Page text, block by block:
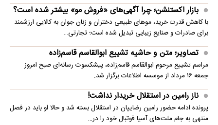
بازار اکستنشن؛ چرا آگهی‌های «فروش مو» بیشتر شده است؟
با کاهش قدرت خرید، موهای طبیعی دختران و زنان جوان به کالایی ارزشمند
برای صادرات و صنایع زیبایی تبدیل شده است؛ تجارتی…
تصاویر؛ متن و حاشیه تشییع ابوالقاسم قاسم‌زاده
مراسم تشییع مرحوم ابوالقاسم قاسم‌زاده، پیشکسوت رسانه‌ای صبح امروز
جمعه ۱۶ مرداد از موسسه اطلاعات برگزار شد.
ناز رامین در استقلال خریدار نداشت!
پرونده ادامه حضور رامین رضاییان در استقلال بسته شد و حالا او باید در فصل
منتهی به جام ملت‌های آسیا فوتبال خود را در…